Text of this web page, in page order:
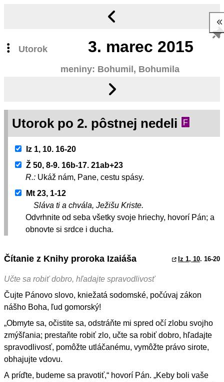
Utorok 3. marec 2015
meniny: Bohumil, Bohumila
Utorok po 2. pôstnej nedeli F
Iz 1, 10. 16-20
Ž 50, 8-9. 16b-17. 21ab+23
R.: Ukáž nám, Pane, cestu spásy.
Mt 23, 1-12
Sláva ti a chvála, Ježišu Kriste.
Odvrhnite od seba všetky svoje hriechy, hovorí Pán; a
obnovte si srdce i ducha.
Čítanie z Knihy proroka Izaiáša Iz 1, 10. 16-20
Učte sa robiť dobro, hľadajte spravodlivosť
Čujte Pánovo slovo, kniežatá sodomské, počúvaj zákon
nášho Boha, ľud gomorský!
„Obmyte sa, očistite sa, odstráňte mi spred očí zlobu svojho
zmýšľania; prestaňte robiť zlo, učte sa robiť dobro, hľadajte
spravodlivosť, pomôžte utláčanému, vymôžte právo sirote,
obhajujte vdovu.
A príďte, budeme sa pravotiť,“ hovorí Pán. „Keby boli vaše